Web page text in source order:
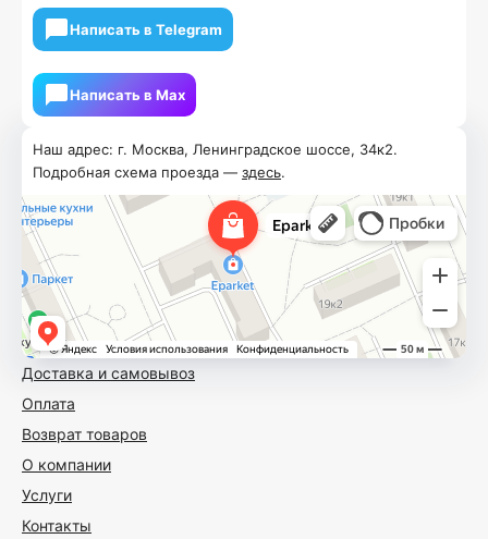
Доставка и самовывоз
Оплата
Возврат товаров
О компании
Услуги
Контакты
Наш адрес: г. Москва, Ленинградское шоссе, 34к2.
Подробная схема проезда — здесь.
Написать в Telegram
Написать в Мах